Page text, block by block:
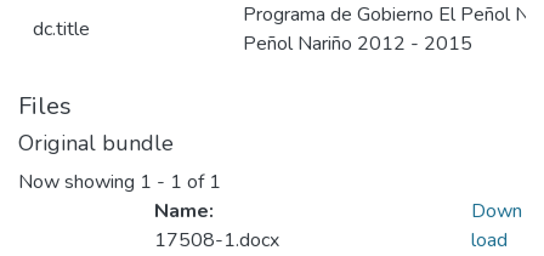
dc.title
Programa de Gobierno El Peñol
Peñol Nariño 2012 - 2015
Files
Original bundle
Now showing 1 - 1 of 1
Name:
17508-1.docx
Down
load